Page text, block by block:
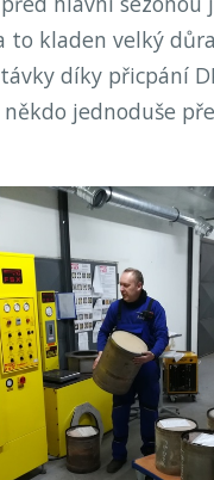
to kladen velký
díky přicpání
někdo jednoduše